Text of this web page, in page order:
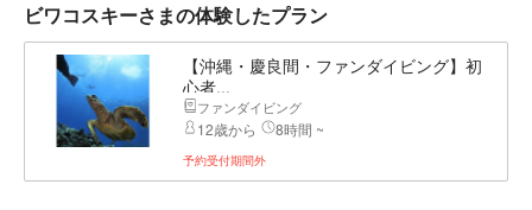
ビワコスキーさまの体験したプラン
【沖縄・慶良間・ファンダイビング】初
心者...
ファンダイビング
12歳から 8時間 ~
予約受付期間外